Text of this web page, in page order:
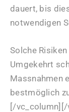
dauert, bis
notwendigen
Solche
Umgekehrt
Massnahmen
bestmöglich
[/vc_column][/